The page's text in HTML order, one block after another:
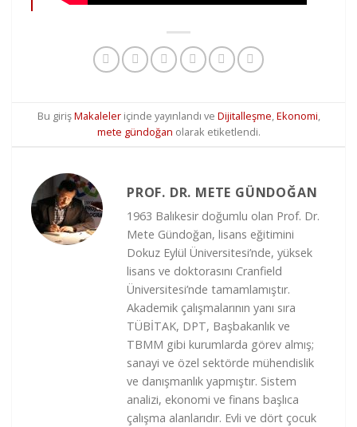
Bu girişMakaleleriçinde yayınlandı ve Dijitalleşme,Ekonomi,
mete gündoğan olarak etiketlendi.
PROF. DR. METE GÜNDOĞAN
1963 Balıkesir doğumlu olan Prof. Dr.
Mete Gündoğan, lisans eğitimini
Dokuz Eylül Üniversitesi’nde, yüksek
lisans ve doktorasını Cranfield
Üniversitesi’nde tamamlamıştır.
Akademik çalışmalarının yanı sıra
TÜBİTAK, DPT, Başbakanlık ve
TBMM gibi kurumlarda görev almış;
sanayi ve özel sektörde mühendislik
ve danışmanlık yapmıştır. Sistem
analizi, ekonomi ve finans başlıca
çalışma alanlarıdır. Evli ve dört çocuk